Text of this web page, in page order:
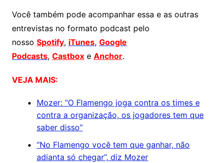
Você também pode acompanhar essa e as outras
entrevistas no formato podcast pelo
nosso Spotify, iTunes, Google
Podcasts, Castboxe Anchor.
VEJA MAIS:
Mozer: “O Flamengo joga contra os times e
contra a organização, os jogadores tem que
saber disso”
“No Flamengo você tem que ganhar, não
adianta só chegar”, diz Mozer